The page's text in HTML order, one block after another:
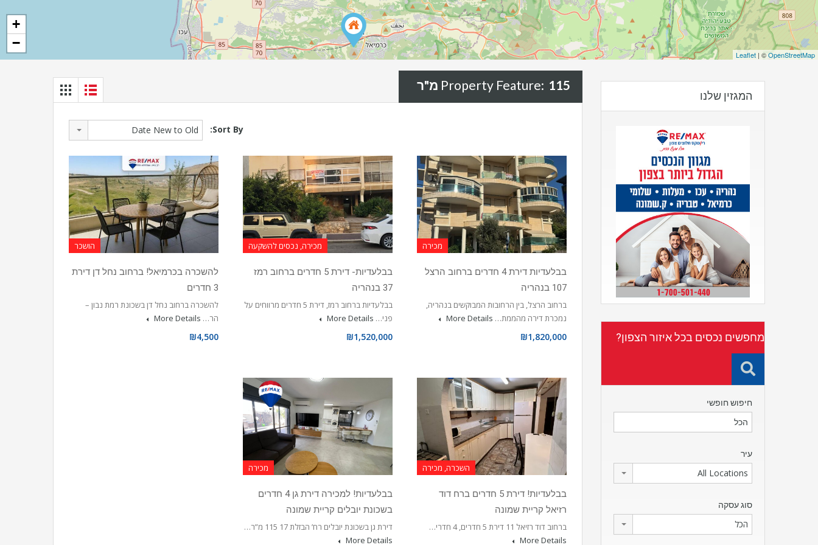
+
−
Leaflet | ©OpenStreetMap
Property Feature: 115 מ"ר
Sort By:
Date New to Old
מכירה
בבלעדיות דירת 4 חדרים ברחוב הרצל
107 בנהריה
ברחוב הרצל, בין הרחובות המבוקשים בנהריה,
נמכרת דירה מהממת… More Details
₪1,820,000
מכירה, נכסים להשקעה
בבלעדיות- דירת 5 חדרים ברחוב רמז
37 בנהריה
בבלעדיות ברחוב רמז, דירת 5 חדרים מרווחים על
פני… More Details
₪1,520,000
הושכר
להשכרה בכרמיאל! ברחוב נחל דן דירת
3 חדרים
להשכרה ברחוב נחל דן בשכונת רמת נבון –
הר… More Details
₪4,500
השכרה, מכירה
בבלעדיות! דירת 5 חדרים ברח דוד
רזיאל קריית שמונה
ברחוב דוד רזיאל 11 דירת 5 חדרים, 4 חדרי…
More Details
מכירה
בבלעדיות! למכירה דירת גן 4 חדרים
בשכונת יובלים קריית שמונה
דירת גן בשכונת יובלים רח’ הבזלת 17 115 מ”ר…
More Details
המגזין שלנו
מחפשים נכסים בכל איזור הצפון?
חיפוש חופשי
עיר
All Locations
סוג עסקה
הכל